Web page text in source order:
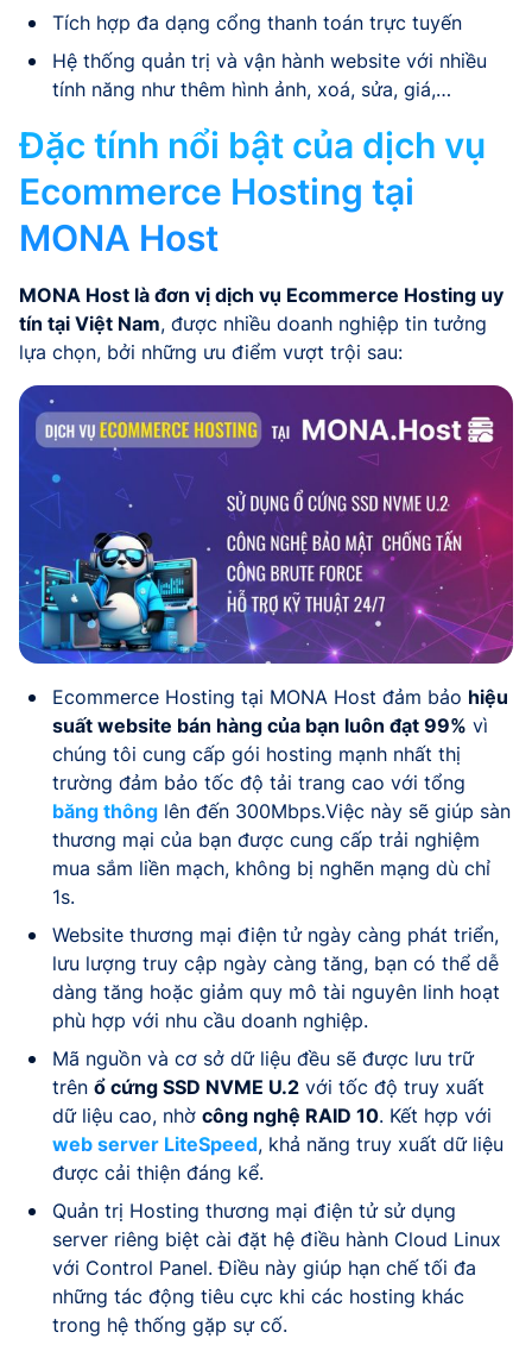
Tích hợp đa dạng cổng thanh toán trực tuyến
Hệ thống quản trị và vận hành website với nhiều
tính năng như thêm hình ảnh, xoá, sửa, giá,…
Đặc tính nổi bật của dịch vụ
Ecommerce Hosting tại
MONA Host
MONA Host là đơn vị dịch vụ Ecommerce Hosting uy
tín tại Việt Nam, được nhiều doanh nghiệp tin tưởng
lựa chọn, bởi những ưu điểm vượt trội sau:
Ecommerce Hosting tại MONA Host đảm bảo hiệu
suất website bán hàng của bạn luôn đạt 99% vì
chúng tôi cung cấp gói hosting mạnh nhất thị
trường đảm bảo tốc độ tải trang cao với tổng
băng thông lên đến 300Mbps.Việc này sẽ giúp sàn
thương mại của bạn được cung cấp trải nghiệm
mua sắm liền mạch, không bị nghẽn mạng dù chỉ
1s.
Website thương mại điện tử ngày càng phát triển,
lưu lượng truy cập ngày càng tăng, bạn có thể dễ
dàng tăng hoặc giảm quy mô tài nguyên linh hoạt
phù hợp với nhu cầu doanh nghiệp.
Mã nguồn và cơ sở dữ liệu đều sẽ được lưu trữ
trên ổ cứng SSD NVME U.2 với tốc độ truy xuất
dữ liệu cao, nhờ công nghệ RAID 10. Kết hợp với
web server LiteSpeed, khả năng truy xuất dữ liệu
được cải thiện đáng kể.
Quản trị Hosting thương mại điện tử sử dụng
server riêng biệt cài đặt hệ điều hành Cloud Linux
với Control Panel. Điều này giúp hạn chế tối đa
những tác động tiêu cực khi các hosting khác
trong hệ thống gặp sự cố.